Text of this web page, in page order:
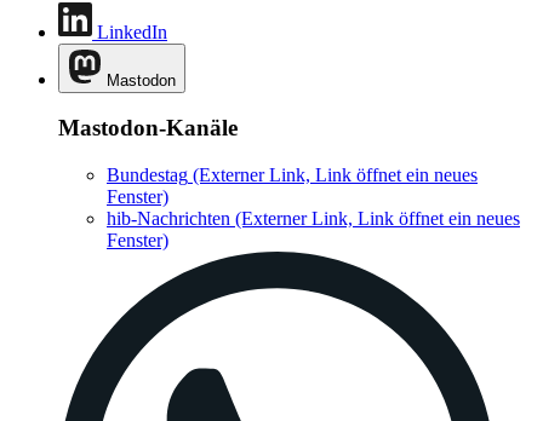
LinkedIn
Mastodon
Mastodon-Kanäle
Bundestag (Externer Link, Link öffnet ein neues
Fenster)
hib-Nachrichten (Externer Link, Link öffnet ein neues
Fenster)